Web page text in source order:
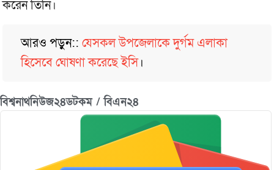
করেন তিনি।
আরও পড়ুন:: যেসকল উপজেলাকে দুর্গম এলাকা
হিসেবে ঘোষণা করেছে ইসি।
বিশ্বনাথনিউজ২৪ডটকম / বিএন২৪